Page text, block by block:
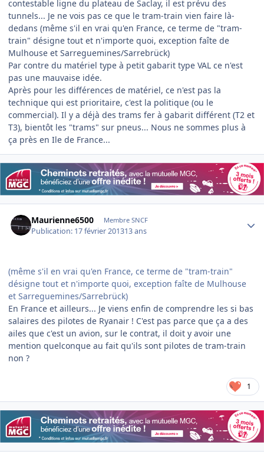
contestable ligne du plateau de Saclay, il est prévu des
tunnels... Je ne vois pas ce que le tram-train vien faire là-
dedans (même s'il en vrai qu'en France, ce terme de "tram-
train" désigne tout et n'importe quoi, exception faîte de
Mulhouse et Sarreguemines/Sarrebrück)
Par contre du matériel type à petit gabarit type VAL ce n'est
pas une mauvaise idée.
Après pour les différences de matériel, ce n'est pas la
technique qui est prioritaire, c'est la politique (ou le
commercial). Il y a déjà des trams fer à gabarit différent (T2 et
T3), bientôt les "trams" sur pneus... Nous ne sommes plus à
ça près en Ile de France...
Maurienne6500 Membre SNCF
Publication: 17 février 201313 ans
(même s'il en vrai qu'en France, ce terme de "tram-train"
désigne tout et n'importe quoi, exception faîte de Mulhouse
et Sarreguemines/Sarrebrück)
En France et ailleurs... Je viens enfin de comprendre les si bas
salaires des pilotes de Ryanair ! C'est pas parce que ça a des
ailes que c'est un avion, sur le contrat, il doit y avoir une
mention quelconque au fait qu'ils sont pilotes de tram-train
non ?
1